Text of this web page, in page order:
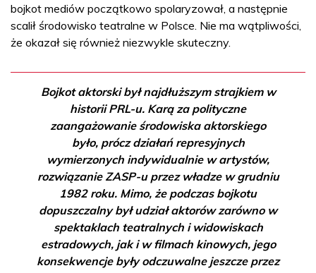
bojkot mediów początkowo spolaryzował, a następnie
scalił środowisko teatralne w Polsce. Nie ma wątpliwości,
że okazał się również niezwykle skuteczny.
Bojkot aktorski był najdłuższym strajkiem w
historii PRL-u. Karą za polityczne
zaangażowanie środowiska aktorskiego
było, prócz działań represyjnych
wymierzonych indywidualnie w artystów,
rozwiązanie ZASP-u przez władze w grudniu
1982 roku. Mimo, że podczas bojkotu
dopuszczalny był udział aktorów zarówno w
spektaklach teatralnych i widowiskach
estradowych, jak i w filmach kinowych, jego
konsekwencje były odczuwalne jeszcze przez